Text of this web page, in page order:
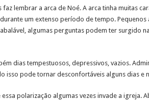
lembrar a arca de Noé. A arca tinha muitas
um extenso período de tempo.
algumas perguntas podem ter surgido
dias tempestuosos, depressivos, vazios.
isso pode tornar desconfortáveis alguns dias e
polarização algumas vezes invade a igreja.